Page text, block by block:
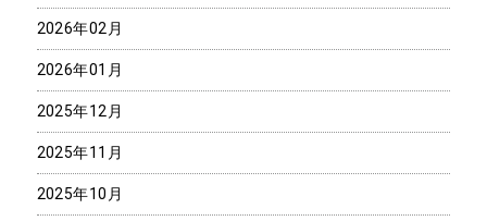
2026年02月
2026年01月
2025年12月
2025年11月
2025年10月